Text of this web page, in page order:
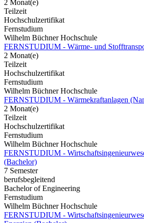
2 Monat(e)
Teilzeit
Hochschulzertifikat
Fernstudium
Wilhelm Büchner Hochschule
FERNSTUDIUM - Wärme- und
2 Monat(e)
Teilzeit
Hochschulzertifikat
Fernstudium
Wilhelm Büchner Hochschule
FERNSTUDIUM - Wärmekraftanlagen
2 Monat(e)
Teilzeit
Hochschulzertifikat
Fernstudium
Wilhelm Büchner Hochschule
FERNSTUDIUM -
(Bachelor)
7 Semester
berufsbegleitend
Bachelor of Engineering
Fernstudium
Wilhelm Büchner Hochschule
FERNSTUDIUM -